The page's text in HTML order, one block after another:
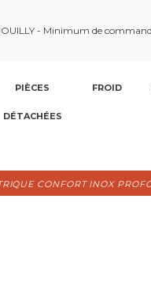
- Minimum de
PIÈCES
DÉTACHÉES
FROID
CONFORT INOX